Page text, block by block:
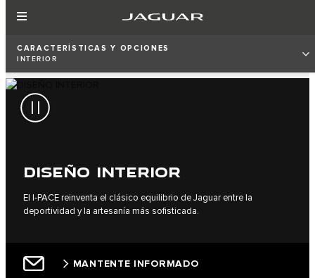
CARACTERÍSTICAS Y OPCIONES
INTERIOR
DISEÑO INTERIOR
El I‑PACE reinventa el clásico equilibrio de Jaguar entre la
deportividad y la artesanía más sofisticada.
MANTENTE INFORMADO